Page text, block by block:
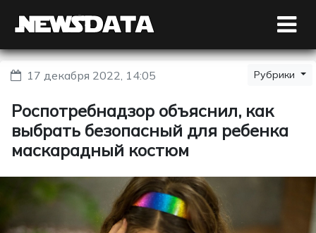
17 декабря 2022, 14:05 Рубрики
Роспотребнадзор объяснил, как
выбрать безопасный для ребенка
маскарадный костюм